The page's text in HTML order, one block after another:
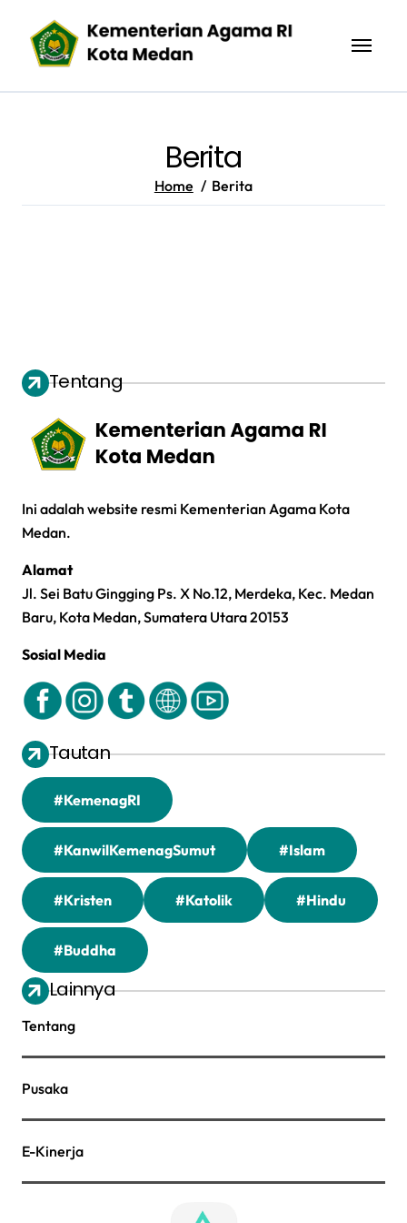
content
Berita
Home Berita
Tentang
Ini adalah website resmi Kementerian Agama Kota
Medan.
Alamat
Jl. Sei Batu Gingging Ps. X No.12, Merdeka, Kec. Medan
Baru, Kota Medan, Sumatera Utara 20153
Sosial Media
Tautan
#KemenagRI
#KanwilKemenagSumut #Islam
#Kristen #Katolik #Hindu
#Buddha
Lainnya
Tentang
Pusaka
E-Kinerja